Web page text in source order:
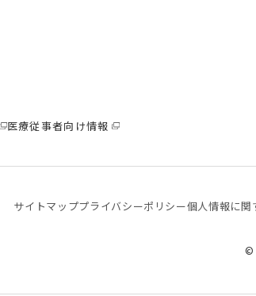
医療従事者向け情報
サイトマッププライバシーポリシー個⼈情報に関
©